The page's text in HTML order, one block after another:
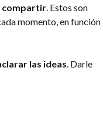
compartir. Estos son
momento, en función
las ideas. Darle